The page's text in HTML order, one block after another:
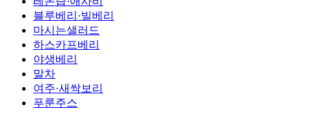
블루베리·빌베리
마시는샐러드
하스카프베리
야생베리
말차
여주·새싹보리
푸룬주스